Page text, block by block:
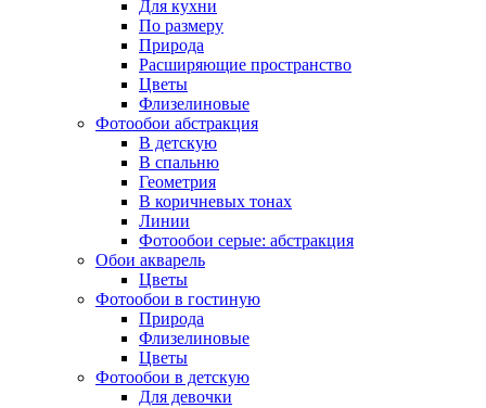
Для кухни
По размеру
Природа
Расширяющие пространство
Цветы
Флизелиновые
Фотообои абстракция
В детскую
В спальню
Геометрия
В коричневых тонах
Линии
Фотообои серые: абстракция
Обои акварель
Цветы
Фотообои в гостиную
Природа
Флизелиновые
Цветы
Фотообои в детскую
Для девочки